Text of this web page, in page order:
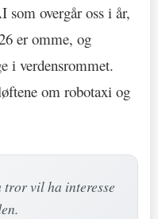
som overgår oss i år,
er omme, og
i verdensrommet.
om robotaxi og
vil ha interesse